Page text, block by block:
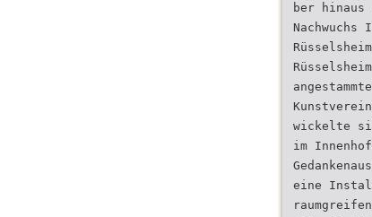
ber hinaus
wickelte
im
eine